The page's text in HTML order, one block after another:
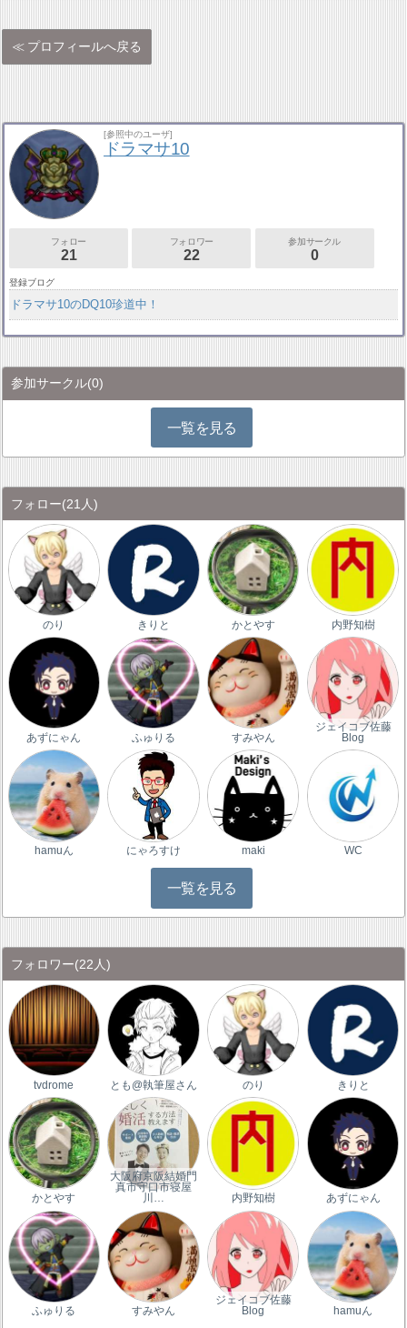
プロフィールへ戻る
[参照中のユーザ]
ドラマサ10
フォロー
21
フォロワー
22
参加サークル
0
登録ブログ
ドラマサ10のDQ10珍道中！
参加サークル(0)
一覧を見る
フォロー(21人)
のり きりと かとやす 内野知樹
あずにゃん ふゅりる すみやん
ジェイコブ佐藤
Blog
hamuん にゃろすけ maki WC
一覧を見る
フォロワー(22人)
tvdrome とも@執筆屋さん のり きりと
かとやす
大阪府京阪結婚門
真市守口市寝屋
川…
内野知樹 あずにゃん
ふゅりる すみやん
ジェイコブ佐藤
Blog
hamuん